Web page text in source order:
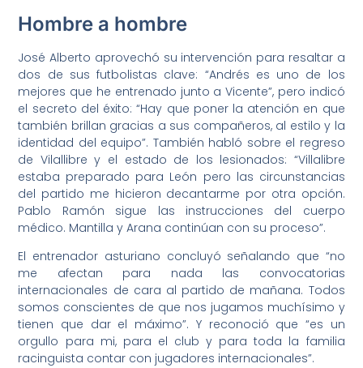
Hombre a hombre
José Alberto aprovechó su intervención para resaltar a
dos de sus futbolistas clave: “Andrés es uno de los
mejores que he entrenado junto a Vicente”, pero indicó
el secreto del éxito: “Hay que poner la atención en que
también brillan gracias a sus compañeros, al estilo y la
identidad del equipo”. También habló sobre el regreso
de Vilallibre y el estado de los lesionados: “Villalibre
estaba preparado para León pero las circunstancias
del partido me hicieron decantarme por otra opción.
Pablo Ramón sigue las instrucciones del cuerpo
médico. Mantilla y Arana continúan con su proceso”.
El entrenador asturiano concluyó señalando que “no
me afectan para nada las convocatorias
internacionales de cara al partido de mañana. Todos
somos conscientes de que nos jugamos muchísimo y
tienen que dar el máximo”. Y reconoció que “es un
orgullo para mi, para el club y para toda la familia
racinguista contar con jugadores internacionales”.